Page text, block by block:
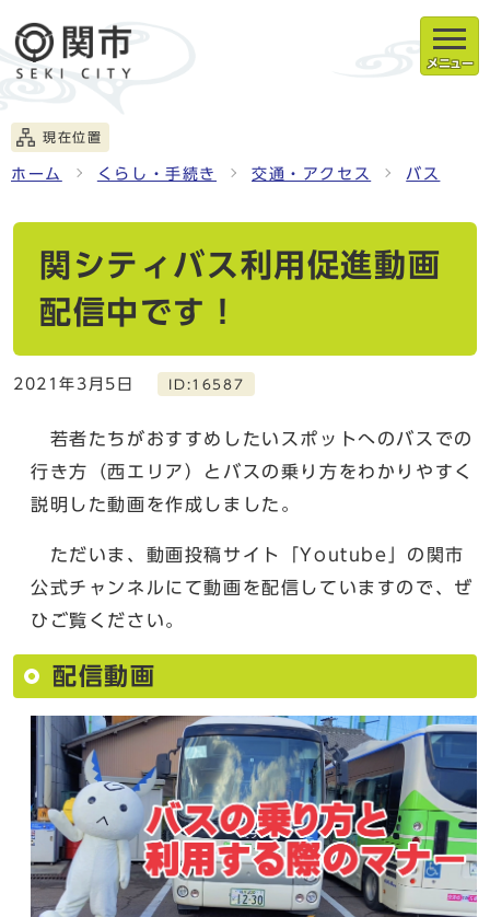
メニュー
現在位置
ホーム くらし・手続き 交通・アクセス バス
関シティバス利用促進動画
配信中です！
2021年3月5日 ID:16587
若者たちがおすすめしたいスポットへのバスでの
行き方（西エリア）とバスの乗り方をわかりやすく
説明した動画を作成しました。
ただいま、動画投稿サイト「Youtube」の関市
公式チャンネルにて動画を配信していますので、ぜ
ひご覧ください。
配信動画